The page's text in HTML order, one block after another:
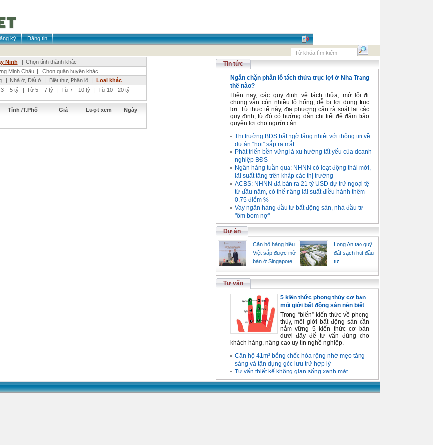
ký
Đăng tin
Ninh | Chọn tỉnh thành khác
Minh Châu |
Chọn quận huyện khác
| Nhà ở, Đất ở | Biệt thự, Phân lô | Loại khác
– 5 tỷ | Từ 5 – 7 tỷ | Từ 7 – 10 tỷ | Từ 10 - 20 tỷ
Tỉnh /T.Phố Giá Lượt xem Ngày
Tin tức
Ngăn chặn phân lô tách thửa trục lợi ở Nha Trang
thế nào?
Hiện nay, các quy định về tách thửa, mở lối đi
chung vẫn còn nhiều lổ hổng, dễ bị lợi dụng trục
lợi. Từ thực tế này, địa phương cần rà soát lại các
quy định, từ đó có hướng dẫn chi tiết để đảm bảo
quyền lợi cho người dân.
Thị trường BĐS bất ngờ tăng nhiệt với thông tin về
dự án “hot” sắp ra mắt
Phát triển bền vững là xu hướng tất yếu của doanh
nghiệp BĐS
Ngân hàng tuần qua: NHNN có loạt động thái mới,
lãi suất tăng trên khắp các thị trường
ACBS: NHNN đã bán ra 21 tỷ USD dự trữ ngoại tệ
từ đầu năm, có thể nâng lãi suất điều hành thêm
0,75 điểm %
Vay ngân hàng đầu tư bất động sản, nhà đầu tư
"ôm bom nợ"
Dự án
Căn hộ hàng hiệu
Việt sắp được mở
bán ở Singapore
Long An tạo quỹ
đất sạch hút đầu
tư
Tư vấn
5 kiến thức phong thủy cơ bản
môi giới bất động sản nên biết
Trong “biển” kiến thức về phong
thủy, môi giới bất động sản cần
nắm vững 5 kiến thức cơ bản
dưới đây để tư vấn đúng cho
khách hàng, nâng cao uy tín nghề nghiệp.
Căn hộ 41m² bỗng chốc hóa rộng nhờ mẹo tăng
sáng và tận dụng góc lưu trữ hợp lý
Tư vấn thiết kế không gian sống xanh mát